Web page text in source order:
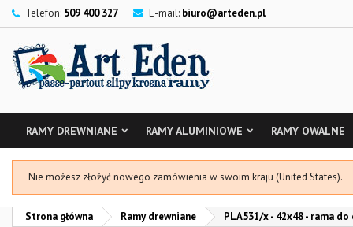
Telefon: 509 400 327 E-mail: biuro@arteden.pl
RAMY DREWNIANE RAMY ALUMINIOWE RAMY OWALNE
Nie możesz złożyć nowego zamówienia w swoim kraju (United States).
Strona główna Ramy drewniane PLA531/x - 42x48 - rama